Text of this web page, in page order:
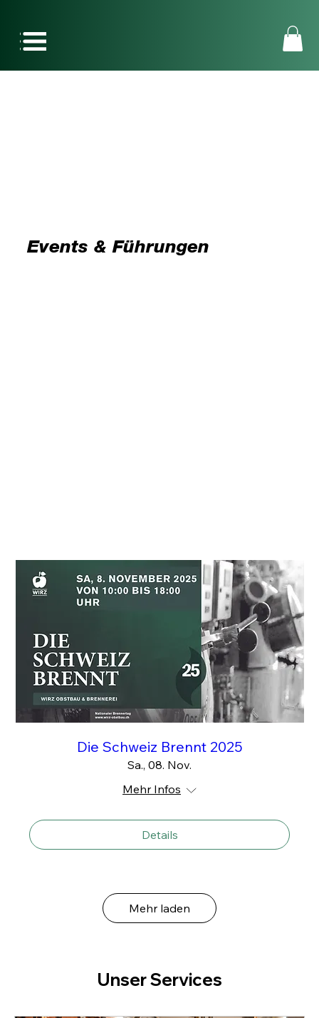
Events & Führungen
Die Schweiz Brennt 2025
Sa., 08. Nov.
Mehr Infos
Details
Mehr laden
Unser Services